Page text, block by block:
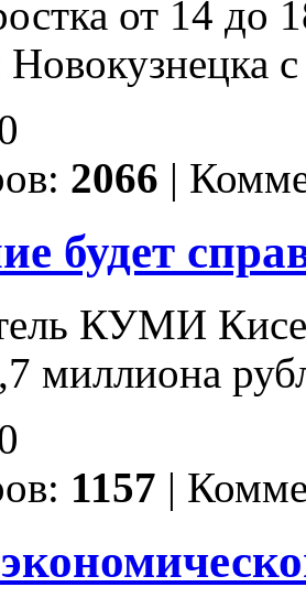
от 14 до
Новокузнецка
2066 |
будет
КУМИ
миллиона
1157 |